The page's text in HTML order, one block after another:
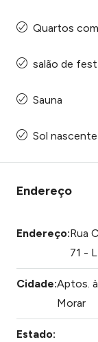
Quartos
salão de
Sauna
Sol nascente
Endereço
Endereço:Rua
71 -
Cidade:Aptos.
Morar
Estado: